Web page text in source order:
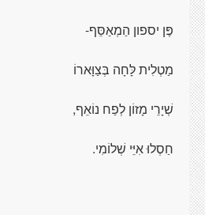
פֶּן יספון הַמְאַסֵּף-
מַטְלִית לָּחָה בְּצַוָּארוֹ
שְׁיָרֵי מָזוֹן לְפַח נוֹאֵף,
חַסְלוּ אִיֵּי שְׁלוֹמִי.